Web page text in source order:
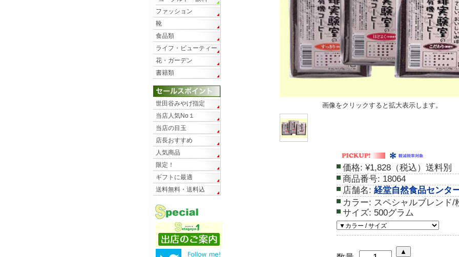
画像をクリックすると拡大表示します。
価格: ¥1,828（税込）送料別
商品番号: 18064
店舗名: 経堂自然食品センタ
カラー: スペシャルブレンド/
サイズ: 500グラム
ファッション
靴
食品類
ライフ・ビューティー
花・ガーデン
書籍類
世田谷みやげ指定
当店人気No１
当店の目玉
店長おすすめ
人気商品
限定！
ギフトに最適
送料無料・送料込